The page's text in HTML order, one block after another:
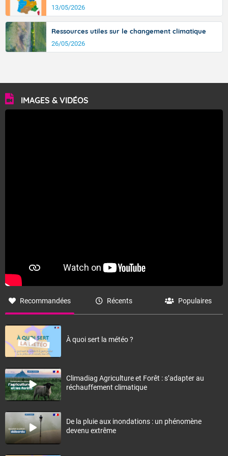
13/05/2026
Ressources utiles sur le changement climatique
26/05/2026
IMAGES & VIDÉOS
Recommandées Récents Populaires
À quoi sert la météo ?
Climadiag Agriculture et Forêt : s’adapter au
réchauffement climatique
De la pluie aux inondations : un phénomène
devenu extrême